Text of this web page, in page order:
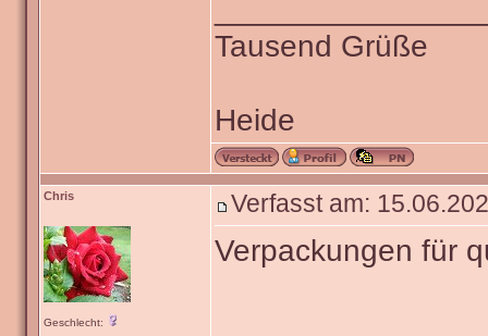
Tausend Grüße
Heide
Chris
Geschlecht:
Verfasst am:
Verpackungen für